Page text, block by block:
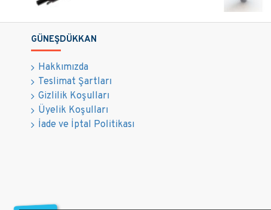
GÜNEŞDÜKKAN
Hakkımızda
Teslimat Şartları
Gizlilik Koşulları
Üyelik Koşulları
İade ve İptal Politikası